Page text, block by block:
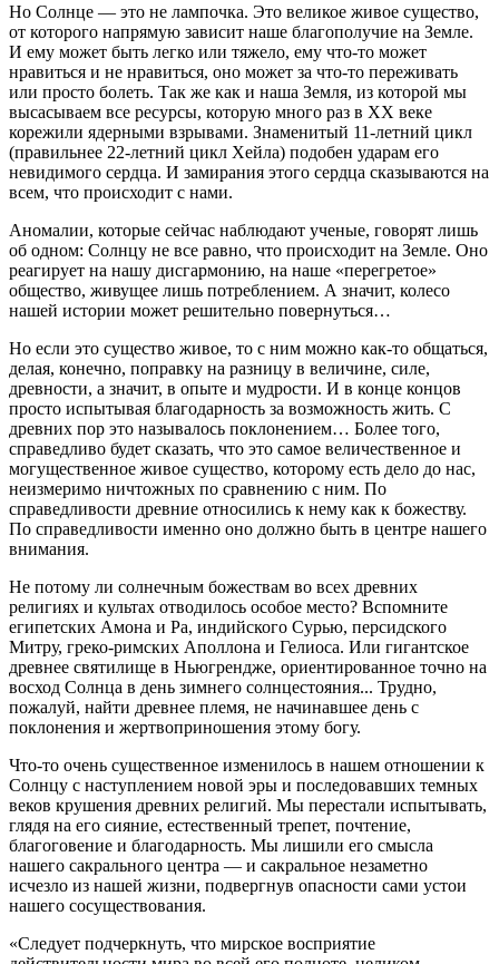
Но Солнце — это не лампочка. Это великое живое существо,
от которого напрямую зависит наше благополучие на Земле.
И ему может быть легко или тяжело, ему что-то может
нравиться и не нравиться, оно может за что-то переживать
или просто болеть. Так же как и наша Земля, из которой мы
высасываем все ресурсы, которую много раз в XX веке
корежили ядерными взрывами. Знаменитый 11-летний цикл
(правильнее 22-летний цикл Хейла) подобен ударам его
невидимого сердца. И замирания этого сердца сказываются на
всем, что происходит с нами.
Аномалии, которые сейчас наблюдают ученые, говорят лишь
об одном: Солнцу не все равно, что происходит на Земле. Оно
реагирует на нашу дисгармонию, на наше «перегретое»
общество, живущее лишь потреблением. А значит, колесо
нашей истории может решительно повернуться…
Но если это существо живое, то с ним можно как-то общаться,
делая, конечно, поправку на разницу в величине, силе,
древности, а значит, в опыте и мудрости. И в конце концов
просто испытывая благодарность за возможность жить. С
древних пор это называлось поклонением… Более того,
справедливо будет сказать, что это самое величественное и
могущественное живое существо, которому есть дело до нас,
неизмеримо ничтожных по сравнению с ним. По
справедливости древние относились к нему как к божеству.
По справедливости именно оно должно быть в центре нашего
внимания.
Не потому ли солнечным божествам во всех древних
религиях и культах отводилось особое место? Вспомните
египетских Амона и Ра, индийского Сурью, персидского
Митру, греко-римских Аполлона и Гелиоса. Или гигантское
древнее святилище в Ньюгрендже, ориентированное точно на
восход Солнца в день зимнего солнцестояния... Трудно,
пожалуй, найти древнее племя, не начинавшее день с
поклонения и жертвоприношения этому богу.
Что-то очень существенное изменилось в нашем отношении к
Солнцу с наступлением новой эры и последовавших темных
веков крушения древних религий. Мы перестали испытывать,
глядя на его сияние, естественный трепет, почтение,
благоговение и благодарность. Мы лишили его смысла
нашего сакрального центра — и сакральное незаметно
исчезло из нашей жизни, подвергнув опасности сами устои
нашего сосуществования.
«Следует подчеркнуть, что мирское восприятие